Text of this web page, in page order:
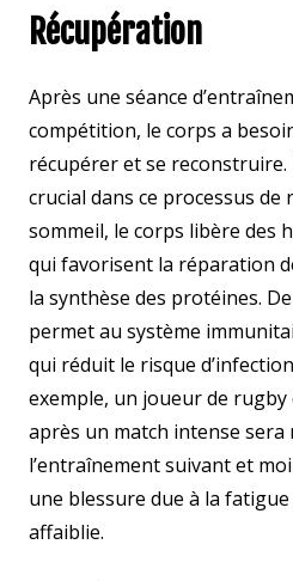
Récupération
Après une séance
compétition, le corps a
récupérer et se
crucial dans ce processus
sommeil, le corps libère des
qui favorisent la réparation
la synthèse des protéines.
permet au système
qui réduit le risque
exemple, un joueur de
après un match intense
l’entraînement suivant et
une blessure due à la
affaiblie.